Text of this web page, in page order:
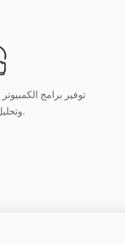
توفير برامج
وتحليل البيانات.